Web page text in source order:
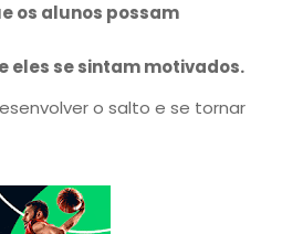
os alunos possam
eles se sintam motivados.
o salto e se tornar